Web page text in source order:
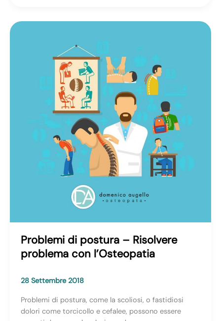
macchinario
Chinesport
Problemi di postura – Risolvere
problema con l’Osteopatia
28 Settembre 2018
Problemi di postura, come la scoliosi, o fastidiosi
dolori come torcicollo e cefalee, possono essere